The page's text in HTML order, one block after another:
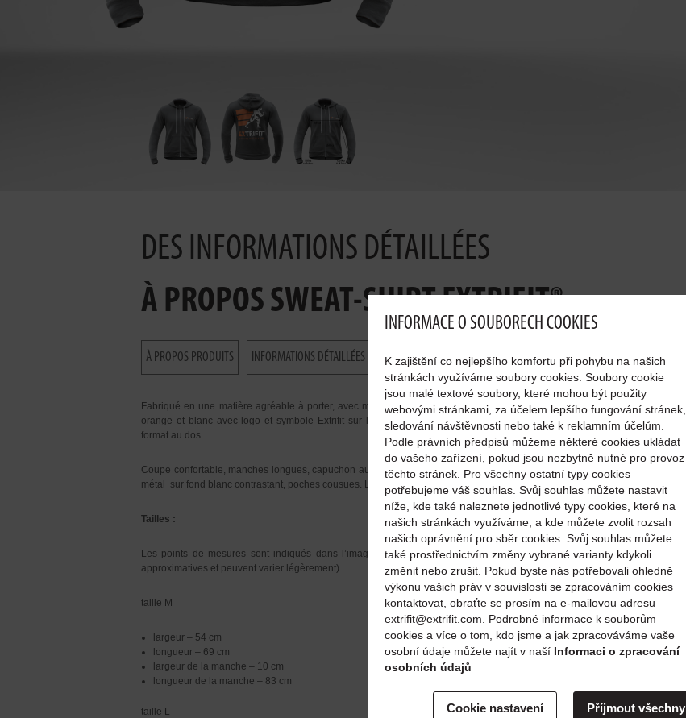
DES INFORMATIONS DÉTAILLÉES
À PROPOS SWEAT-SHIRT EXTRIFIT®
À PROPOS PRODUITS INFORMATIONS DÉTAILLÉES
Fabriqué en une matière agréable à porter, avec motifs imprimés à l’avant et à l’arrière. Face avant – imprimé
orange et blanc avec logo et symbole Extrifit sur le côté gauche de la poitrine, face arrière – imprimé grand
format au dos.
Coupe confortable, manches longues, capuchon aux cordelettes blanches, fermeture éclair à simple curseur en
métal sur fond blanc contrastant, poches cousues. Laver avec vêtement de couleurs similaires.
Tailles :
Les points de mesures sont indiqués dans l’image attachée à titre illustratif (les dimensions signalées sont
approximatives et peuvent varier légèrement).
taille M
largeur – 54 cm
longueur – 69 cm
largeur de la manche – 10 cm
longueur de la manche – 83 cm
taille L
INFORMACE O SOUBORECH COOKIES
K zajištění co nejlepšího komfortu při pohybu na našich
stránkách využíváme soubory cookies. Soubory cookie
jsou malé textové soubory, které mohou být použity
webovými stránkami, za účelem lepšího fungování stránek,
sledování návštěvnosti nebo také k reklamním účelům.
Podle právních předpisů můžeme některé cookies ukládat
do vašeho zařízení, pokud jsou nezbytně nutné pro provoz
těchto stránek. Pro všechny ostatní typy cookies
potřebujeme váš souhlas. Svůj souhlas můžete nastavit
níže, kde také naleznete jednotlivé typy cookies, které na
našich stránkách využíváme, a kde můžete zvolit rozsah
našich oprávnění pro sběr cookies. Svůj souhlas můžete
také prostřednictvím změny vybrané varianty kdykoli
změnit nebo zrušit. Pokud byste nás potřebovali ohledně
výkonu vašich práv v souvislosti se zpracováním cookies
kontaktovat, obraťte se prosím na e-mailovou adresu
extrifit@extrifit.com. Podrobné informace k souborům
cookies a více o tom, kdo jsme a jak zpracováváme vaše
osobní údaje můžete najít v naší Informaci o zpracování
osobních údajů
Cookie nastavení Příjmout všechny